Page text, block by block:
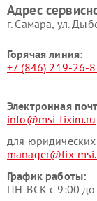
Адрес
г. Самара, ул.
Горячая линия:
+7 (846) 219-26-
Электронная
info@msi-fixim.ru
для
manager@fix-
График работы:
ПН-ВСК с 9:00